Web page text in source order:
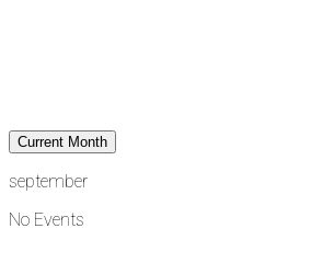
Current Month
september
No Events